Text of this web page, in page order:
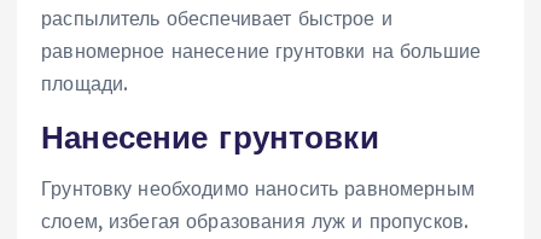
распылитель обеспечивает быстрое и
равномерное нанесение грунтовки на большие
площади.
Нанесение грунтовки
Грунтовку необходимо наносить равномерным
слоем, избегая образования луж и пропусков.